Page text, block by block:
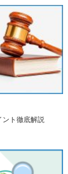
ント徹底解説